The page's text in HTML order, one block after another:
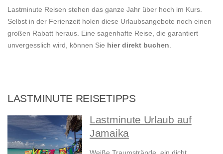
Lastminute Reisen stehen das ganze Jahr über hoch im Kurs.
Selbst in der Ferienzeit holen diese Urlaubsangebote noch einen
großen Rabatt heraus. Eine sagenhafte Reise, die garantiert
unvergesslich wird, können Sie hier direkt buchen
LASTMINUTE REISETIPPS
Lastminute Urlaub auf
Jamaika